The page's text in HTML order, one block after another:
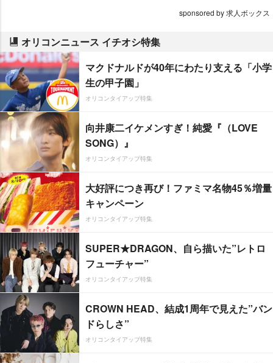
sponsored by 求人ボックス
オリコンニュース イチオシ特集
マクドナルドが40年にわたり支える「小学
生の甲子園」
オリコンタイアップ特集
向井康二イケメンすぎ！純愛『（LOVE
SONG）』
オリコンタイアップ特集
大好評につき再び！ファミマ名物45％増量
キャンペーン
オリコンタイアップ特集
SUPER★DRAGON、自ら描いた”レトロ
フューチャー”
オリコンタイアップ特集
CROWN HEAD、結成1周年で見えた”バン
ドらしさ”
オリコンタイアップ特集